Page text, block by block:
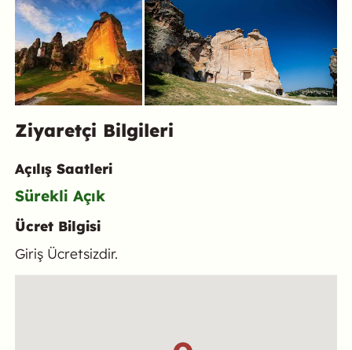
Ziyaretçi Bilgileri
Açılış Saatleri
Sürekli Açık
Ücret Bilgisi
Giriş Ücretsizdir.